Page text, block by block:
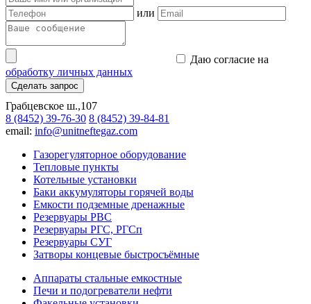
или
Даю согласие на
обработку личных данных
Сделать запрос
Грабцевское ш.,107
8 (8452) 39-76-30 8 (8452) 39-84-81
email: info@unitneftegaz.com
Газорегуляторное оборудование
Тепловые пункты
Котельные установки
Баки аккумуляторы горячей воды
Емкости подземные дренажные
Резервуары РВС
Резервуары РГС, РГСп
Резервуары СУГ
Затворы концевые быстросъёмные
Аппараты стальные емкостные
Печи и подогреватели нефти